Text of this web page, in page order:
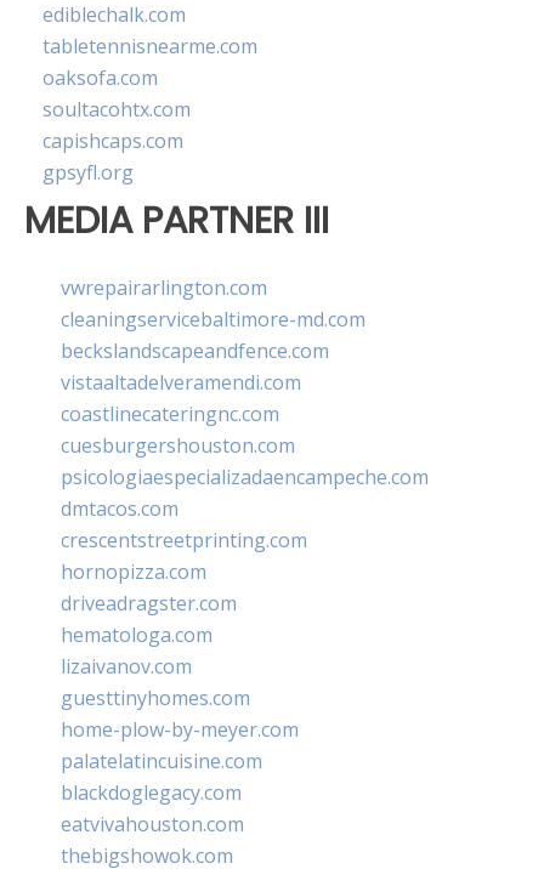
ediblechalk.com
tabletennisnearme.com
oaksofa.com
soultacohtx.com
capishcaps.com
gpsyfl.org
MEDIA PARTNER III
vwrepairarlington.com
cleaningservicebaltimore-md.com
beckslandscapeandfence.com
vistaaltadelveramendi.com
coastlinecateringnc.com
cuesburgershouston.com
psicologiaespecializadaencampeche.com
dmtacos.com
crescentstreetprinting.com
hornopizza.com
driveadragster.com
hematologa.com
lizaivanov.com
guesttinyhomes.com
home-plow-by-meyer.com
palatelatincuisine.com
blackdoglegacy.com
eatvivahouston.com
thebigshowok.com